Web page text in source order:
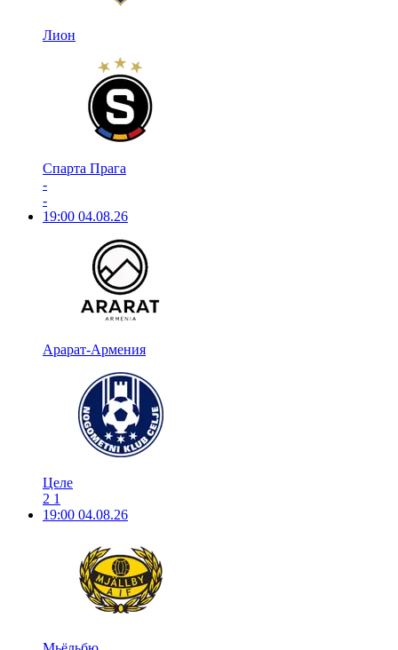
Лион
Спарта Прага
-
-
19:00 04.08.26
Арарат-Армения
Целе
2 1
19:00 04.08.26